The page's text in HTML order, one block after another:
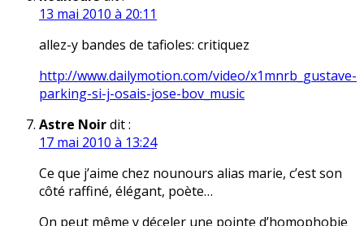
13 mai 2010 à 20:11
allez-y bandes de tafioles: critiquez
http://www.dailymotion.com/video/x1mnrb_gustave-
parking-si-j-osais-jose-bov_music
Astre Noirdit :
17 mai 2010 à 13:24
Ce que j’aime chez nounours alias marie, c’est son
côté raffiné, élégant, poète…
On peut même y déceler une pointe d’homophobie